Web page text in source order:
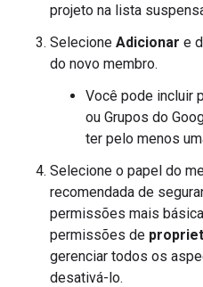
projeto na lista
Selecione Adicionar e
do novo membro.
Você pode incluir
ou Grupos do
ter pelo menos
Selecione o papel do
recomendada de
permissões mais
permissões de
gerenciar todos os
desativá-lo.